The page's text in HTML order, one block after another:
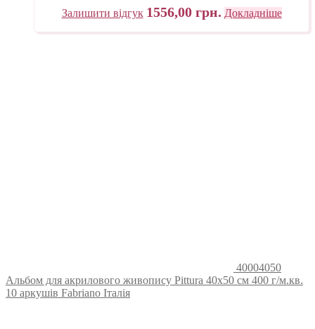
Залишити відгук 1556,00 грн. Докладніше
40004050
Альбом для акрилового живопису Pittura 40х50 см 400 г/м.кв.
10 аркушів Fabriano Італія